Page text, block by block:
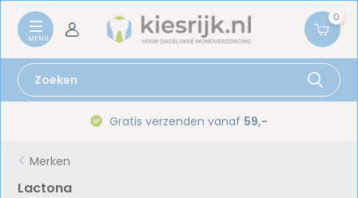
0
Gratis verzenden vanaf 59,-
Merken
Lactona